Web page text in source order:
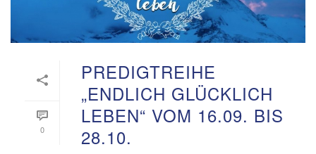
0
PREDIGTREIHE
„ENDLICH GLÜCKLICH
LEBEN“ VOM 16.09. BIS
28.10.